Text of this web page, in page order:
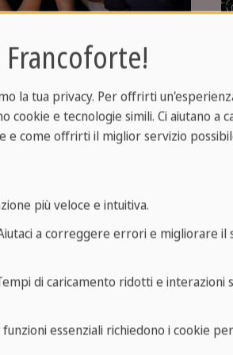
intensivo Lezioni private
nostri corsi
impari l'inglese senza
particolarmente adatti alle
sottoporsi al nostrotest di
Francoforte!
la tua privacy. Per offrirti
cookie e tecnologie simili. Ci aiutano a
e come offrirti il miglior servizio
più veloce e intuitiva.
a correggere errori e migliorare il
di caricamento ridotti e interazioni
essenziali richiedono i cookie